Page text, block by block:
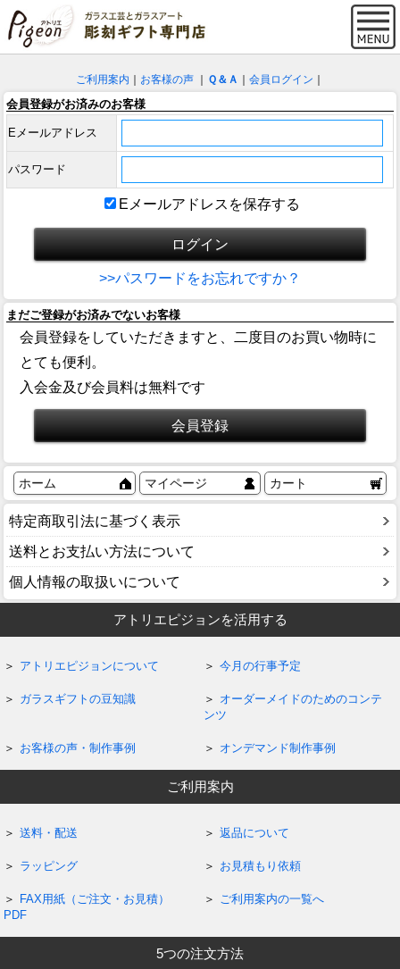
ご利用案内 お客様の声 Ｑ＆Ａ 会員ログイン
会員登録がお済みのお客様
Eメールアドレス
パスワード
Eメールアドレスを保存する
>>パスワードをお忘れですか？
まだご登録がお済みでないお客様
会員登録をしていただきますと、二度目のお買い物時に
とても便利。
入会金及び会員料は無料です
ホーム マイページ カート
特定商取引法に基づく表示
送料とお支払い方法について
個人情報の取扱いについて
アトリエピジョンを活用する
アトリエピジョンについて 今月の行事予定
ガラスギフトの豆知識
オーダーメイドのためのコンテ
ンツ
お客様の声・制作事例 オンデマンド制作事例
ご利用案内
送料・配送 返品について
ラッピング お見積もり依頼
FAX用紙（ご注文・お見積）
PDF
ご利用案内の一覧へ
5つの注文方法